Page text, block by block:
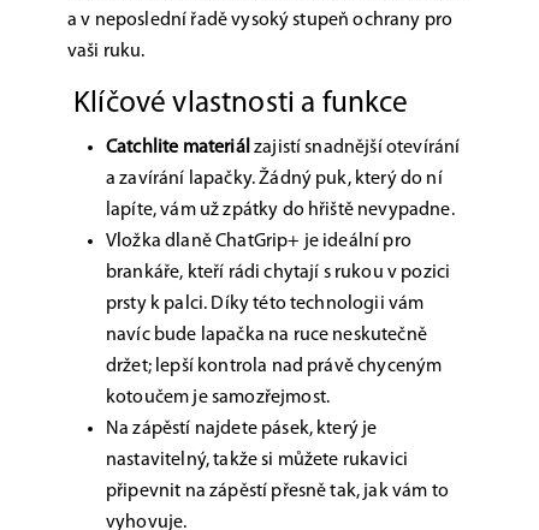
a v neposlední řadě vysoký stupeň ochrany pro
vaši ruku.
Klíčové vlastnosti a funkce
Catchlite materiálzajistí snadnější otevírání
a zavírání lapačky. Žádný puk, který do ní
lapíte, vám už zpátky do hřiště nevypadne.
Vložka dlaně ChatGrip+ je ideální pro
brankáře, kteří rádi chytají s rukou v pozici
prsty k palci. Díky této technologii vám
navíc bude lapačka na ruce neskutečně
držet; lepší kontrola nad právě chyceným
kotoučem je samozřejmost.
Na zápěstí najdete pásek, který je
nastavitelný, takže si můžete rukavici
připevnit na zápěstí přesně tak, jak vám to
vyhovuje.